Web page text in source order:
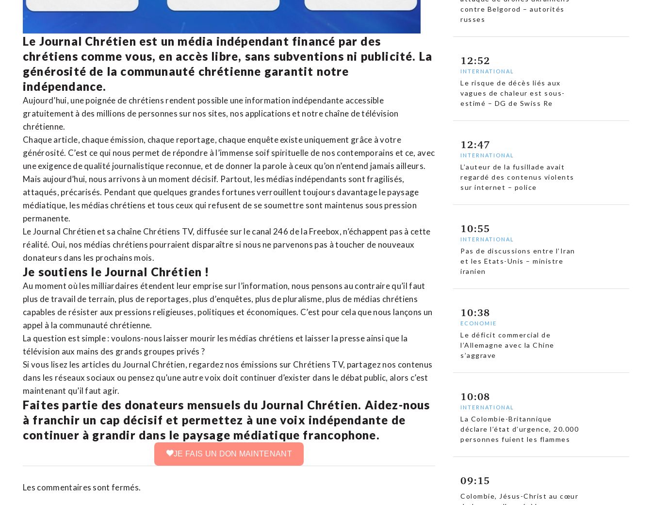
Le Journal Chrétien est un média indépendant financé par des
chrétiens comme vous, en accès libre, sans subventions ni publicité. La
générosité de la communauté chrétienne garantit notre
indépendance.
Aujourd’hui, une poignée de chrétiens rendent possible une information indépendante accessible
gratuitement à des millions de personnes sur nos sites, nos applications et notrechaîne de télévision
chrétienne.
Chaque article, chaque émission, chaque reportage, chaque enquête existe uniquement grâce à votre
générosité. C’est ce qui nous permet de répondre à l’immense soif spirituelle de nos contemporains et ce, avec
une exigence de qualité journalistique reconnue, et de donner la parole à ceux qu’on n’entend jamais ailleurs.
Mais aujourd’hui, nous arrivons à un moment décisif. Partout, les médias indépendants sont fragilisés,
attaqués, précarisés. Pendant que quelques grandes fortunes verrouillent toujours davantage le paysage
médiatique, les médias chrétiens et tous ceux qui refusent de se soumettre sont maintenus sous pression
permanente.
Le Journal Chrétien et sa chaîne Chrétiens TV, diffusée sur le canal 246 de la Freebox, n’échappent pas à cette
réalité. Oui, nos médias chrétiens pourraient disparaître si nous ne parvenons pas à toucher de nouveaux
donateurs dans les prochains mois.
Je soutiens le Journal Chrétien !
Au moment où les milliardaires étendent leur emprise sur l’information, nous pensons au contraire qu’il faut
plus de travail de terrain, plus de reportages, plus d’enquêtes, plus de pluralisme, plus de médias chrétiens
capables de résister aux pressions religieuses, politiques et économiques. C’est pour cela que nous lançons un
appel à la communauté chrétienne.
La question est simple : voulons-nous laisser mourir les médias chrétiens et laisser la presse ainsi que la
télévision aux mains des grands groupes privés ?
Si vous lisez les articles du Journal Chrétien, regardez nos émissions sur Chrétiens TV, partagez nos contenus
dans les réseaux sociaux ou pensez qu’une autre voix doit continuer d’exister dans le débat public, alors c’est
maintenant qu’il faut agir.
Faites partie des donateurs mensuels du Journal Chrétien. Aidez-nous
à franchir un cap décisif et permettez à une voix indépendante de
continuer à grandir dans le paysage médiatique francophone.
JE FAIS UN DON MAINTENANT
Les commentaires sont fermés.
contre Belgorod – autorités
russes
12:52
INTERNATIONAL
Le risque de décès liés aux
vagues de chaleur est sous-
estimé – DG de Swiss Re
12:47
INTERNATIONAL
L’auteur de la fusillade avait
regardé des contenus violents
sur internet – police
10:55
INTERNATIONAL
Pas de discussions entre l’Iran
et les Etats-Unis – ministre
iranien
10:38
ECONOMIE
Le déficit commercial de
l’Allemagne avec la Chine
s’aggrave
10:08
INTERNATIONAL
La Colombie-Britannique
déclare l’état d’urgence, 20.000
personnes fuient les flammes
09:15
Colombie, Jésus-Christ au cœur